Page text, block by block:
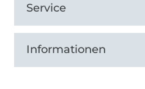
Service
Informationen